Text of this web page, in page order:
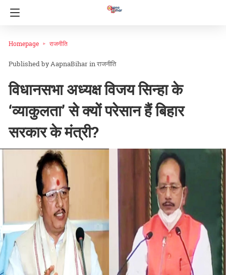
Homepage राजनीति
AapnaBihar inराजनीति
विधानसभा अध्यक्ष विजय सिन्हा के
‘व्याकुलता’ से क्यों परेसान हैं बिहार
सरकार के मंत्री?